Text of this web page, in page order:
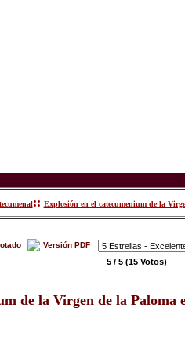
:: Explosión en el catecumenium de la
Versión PDF
5 / 5 (15 Votos)
de la Virgen de la Paloma